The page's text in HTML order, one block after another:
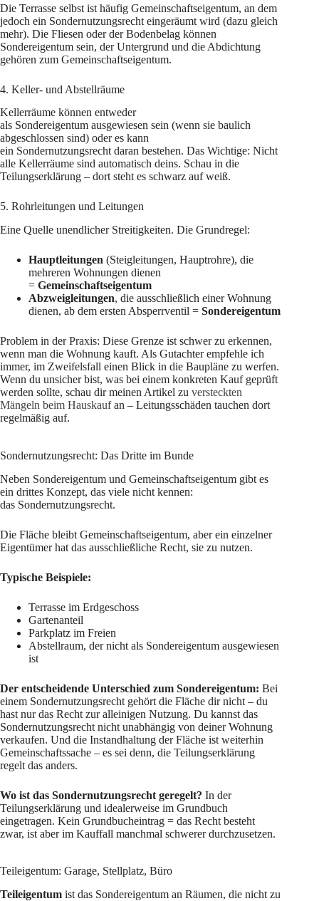
Die Terrasse selbst ist häufig Gemeinschaftseigentum, an dem
jedoch ein Sondernutzungsrecht eingeräumt wird (dazu gleich
mehr). Die Fliesen oder der Bodenbelag können
Sondereigentum sein, der Untergrund und die Abdichtung
gehören zum Gemeinschaftseigentum.
4. Keller- und Abstellräume
Kellerräume können entweder
als Sondereigentum ausgewiesen sein (wenn sie baulich
abgeschlossen sind) oder es kann
ein Sondernutzungsrecht daran bestehen. Das Wichtige: Nicht
alle Kellerräume sind automatisch deins. Schau in die
Teilungserklärung – dort steht es schwarz auf weiß.
5. Rohrleitungen und Leitungen
Eine Quelle unendlicher Streitigkeiten. Die Grundregel:
Hauptleitungen (Steigleitungen, Hauptrohre), die
mehreren Wohnungen dienen
= Gemeinschaftseigentum
Abzweigleitungen, die ausschließlich einer Wohnung
dienen, ab dem ersten Absperrventil = Sondereigentum
Problem in der Praxis: Diese Grenze ist schwer zu erkennen,
wenn man die Wohnung kauft. Als Gutachter empfehle ich
immer, im Zweifelsfall einen Blick in die Baupläne zu werfen.
Wenn du unsicher bist, was bei einem konkreten Kauf geprüft
werden sollte, schau dir meinen Artikel zu versteckten
Mängeln beim Hauskaufan – Leitungsschäden tauchen dort
regelmäßig auf.
Sondernutzungsrecht: Das Dritte im Bunde
Neben Sondereigentum und Gemeinschaftseigentum gibt es
ein drittes Konzept, das viele nicht kennen:
das Sondernutzungsrecht.
Die Fläche bleibt Gemeinschaftseigentum, aber ein einzelner
Eigentümer hat das ausschließliche Recht, sie zu nutzen.
Typische Beispiele:
Terrasse im Erdgeschoss
Gartenanteil
Parkplatz im Freien
Abstellraum, der nicht als Sondereigentum ausgewiesen
ist
Der entscheidende Unterschied zum Sondereigentum: Bei
einem Sondernutzungsrecht gehört die Fläche dir nicht – du
hast nur das Recht zur alleinigen Nutzung. Du kannst das
Sondernutzungsrecht nicht unabhängig von deiner Wohnung
verkaufen. Und die Instandhaltung der Fläche ist weiterhin
Gemeinschaftssache – es sei denn, die Teilungserklärung
regelt das anders.
Wo ist das Sondernutzungsrecht geregelt? In der
Teilungserklärung und idealerweise im Grundbuch
eingetragen. Kein Grundbucheintrag = das Recht besteht
zwar, ist aber im Kauffall manchmal schwerer durchzusetzen.
Teileigentum: Garage, Stellplatz, Büro
Teileigentum ist das Sondereigentum an Räumen, die nicht zu